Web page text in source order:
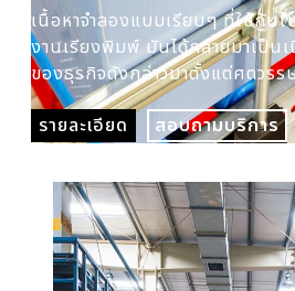
เนื้อหาจำลองแบบเรียบๆ ที่ใช้กัน
งานเรียงพิมพ์ มันได้กลายมาเป็น
ของธุรกิจดังกล่าวมาตั้งแต่ศตวร
รายละเอียด
สอบถามบริการ